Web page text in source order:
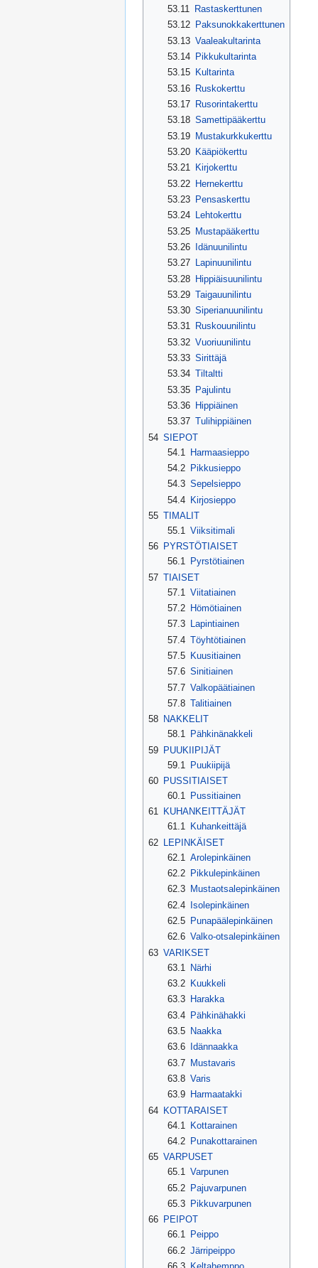
53.11
Rastaskerttunen
53.12
Paksunokkakerttunen
53.13 Vaaleakultarinta
53.14
Pikkukultarinta
53.15
Kultarinta
53.16 Ruskokerttu
53.17
Rusorintakerttu
53.18 Samettipääkerttu
53.19 Mustakurkkukerttu
53.20
Kääpiökerttu
53.21
Kirjokerttu
53.22 Hernekerttu
53.23
Pensaskerttu
53.24
Lehtokerttu
53.25 Mustapääkerttu
53.26
Idänuunilintu
53.27
Lapinuunilintu
53.28 Hippiäisuunilintu
53.29 Taigauunilintu
53.30 Siperianuunilintu
53.31
Ruskouunilintu
53.32 Vuoriuunilintu
53.33 Sirittäjä
53.34 Tiltaltti
53.35
Pajulintu
53.36
Hippiäinen
53.37 Tulihippiäinen
54 SIEPOT
54.1
Harmaasieppo
54.2
Pikkusieppo
54.3 Sepelsieppo
54.4
Kirjosieppo
55 TIMALIT
55.1 Viiksitimali
56 PYRSTÖTIAISET
56.1
Pyrstötiainen
57 TIAISET
57.1
Viitatiainen
57.2
Hömötiainen
57.3
Lapintiainen
57.4 Töyhtötiainen
57.5
Kuusitiainen
57.6 Sinitiainen
57.7 Valkopäätiainen
57.8 Talitiainen
58 NAKKELIT
58.1
Pähkinänakkeli
59 PUUKIIPIJÄT
59.1
Puukiipijä
60 PUSSITIAISET
60.1
Pussitiainen
61 KUHANKEITTÄJÄT
61.1
Kuhankeittäjä
62 LEPINKÄISET
62.1 Arolepinkäinen
62.2
Pikkulepinkäinen
62.3
Mustaotsalepinkäinen
62.4 Isolepinkäinen
62.5
Punapäälepinkäinen
62.6 Valko-otsalepinkäinen
63 VARIKSET
63.1
Närhi
63.2
Kuukkeli
63.3
Harakka
63.4 Pähkinähakki
63.5
Naakka
63.6
Idännaakka
63.7 Mustavaris
63.8 Varis
63.9
Harmaatakki
64 KOTTARAISET
64.1
Kottarainen
64.2
Punakottarainen
65 VARPUSET
65.1 Varpunen
65.2 Pajuvarpunen
65.3
Pikkuvarpunen
66 PEIPOT
66.1
Peippo
66.2 Järripeippo